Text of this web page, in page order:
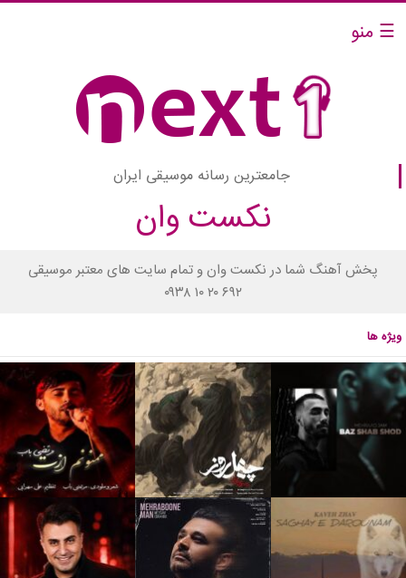
☰ منو
جامعترین رسانه موسیقی ایران
نکست وان
پخش آهنگ شما در نکست وان و تمام سایت های معتبر موسیقی
۰۹۳۸ ۱۰ ۲۰ ۶۹۲
ویژه ها